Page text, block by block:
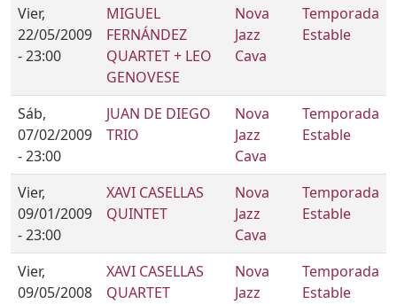
Vier,
22/05/2009
- 23:00
MIGUEL
FERNÁNDEZ
QUARTET + LEO
GENOVESE
Nova
Jazz
Cava
Temporada
Estable
Sáb,
07/02/2009
- 23:00
JUAN DE DIEGO
TRIO
Nova
Jazz
Cava
Temporada
Estable
Vier,
09/01/2009
- 23:00
XAVI CASELLAS
QUINTET
Nova
Jazz
Cava
Temporada
Estable
Vier,
09/05/2008
XAVI CASELLAS
QUARTET
Nova
Jazz
Temporada
Estable